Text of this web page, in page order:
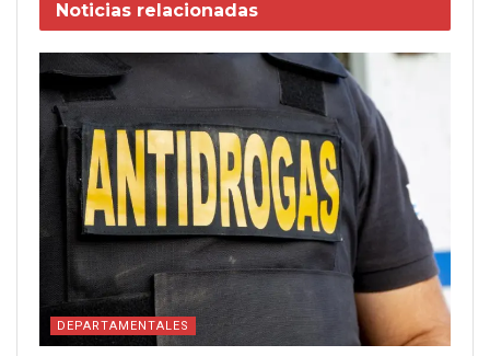
Noticias relacionadas
DEPARTAMENTALES